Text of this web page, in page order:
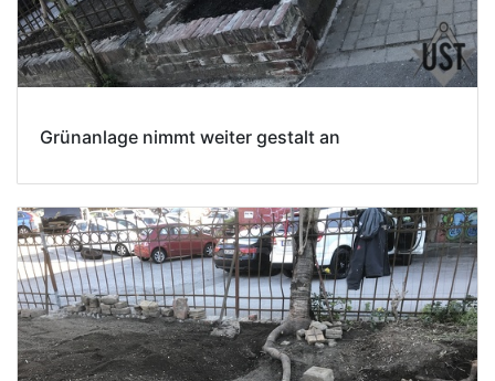
Grünanlage nimmt weiter gestalt an